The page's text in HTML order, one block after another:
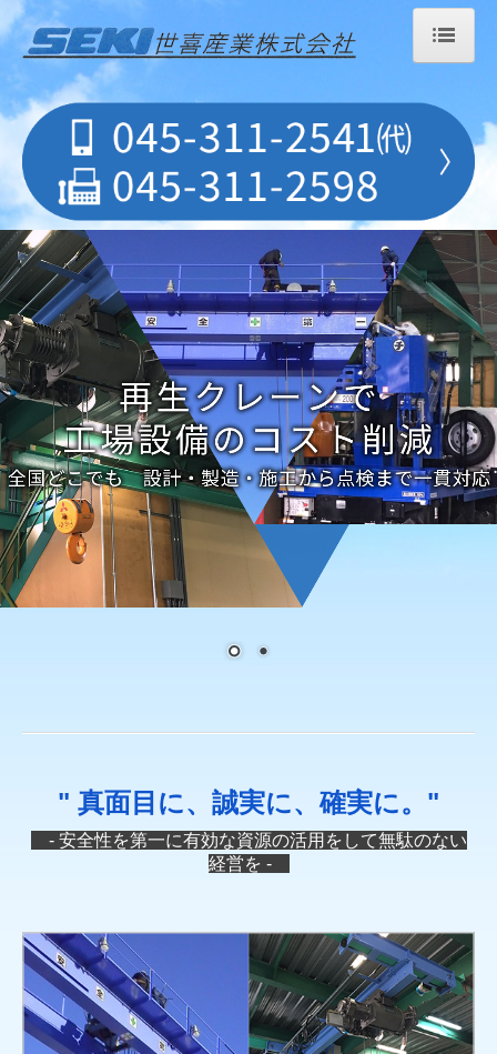
ホーム
再生クレーンについて
クレーン施工例
納品までの流れ
よくある質問
会社概要
" 真面目に、誠実に、確実に。"
- 安全性を第一に有効な資源の活用をして無駄のない
経営を -